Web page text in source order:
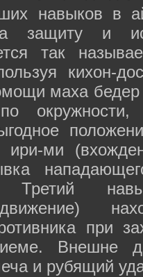
навыков в
защиту и
так
кихон-
маха
ири-ми
Третий
при
Внешне
и рубящий